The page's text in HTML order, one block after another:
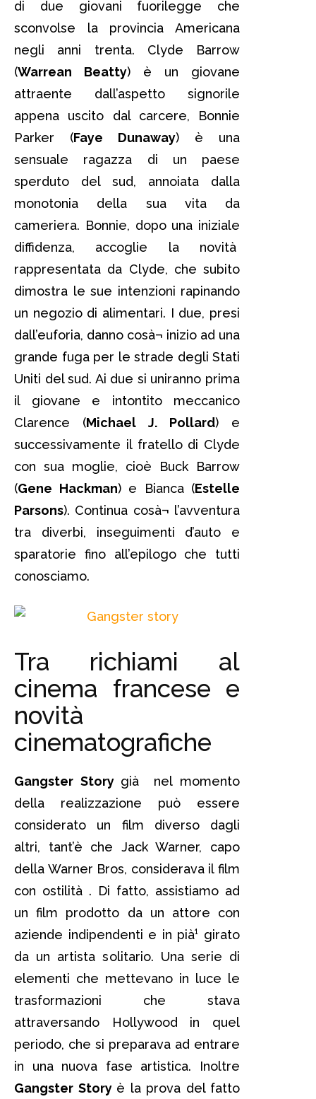
di due giovani fuorilegge che
sconvolse la provincia Americana
negli anni trenta. Clyde Barrow
(Warrean Beatty) è un giovane
attraente dall’aspetto signorile
appena uscito dal carcere, Bonnie
Parker (Faye Dunaway) è una
sensuale ragazza di un paese
sperduto del sud, annoiata dalla
monotonia della sua vita da
cameriera. Bonnie, dopo una iniziale
diffidenza, accoglie la novità
rappresentata da Clyde, che subito
dimostra le sue intenzioni rapinando
un negozio di alimentari. I due, presi
dall’euforia, danno cosà¬ inizio ad una
grande fuga per le strade degli Stati
Uniti del sud. Ai due si uniranno prima
il giovane e intontito meccanico
Clarence (Michael J. Pollard) e
successivamente il fratello di Clyde
con sua moglie, cioè Buck Barrow
(Gene Hackman) e Bianca (Estelle
Parsons). Continua cosà¬ l’avventura
tra diverbi, inseguimenti d’auto e
sparatorie fino all’epilogo che tutti
conosciamo.
Tra richiami al
cinema francese e
novità
cinematografiche
Gangster Story già nel momento
della realizzazione può essere
considerato un film diverso dagli
altri, tant’è che Jack Warner, capo
della Warner Bros, considerava il film
con ostilità . Di fatto, assistiamo ad
un film prodotto da un attore con
aziende indipendenti e in pià¹ girato
da un artista solitario. Una serie di
elementi che mettevano in luce le
trasformazioni che stava
attraversando Hollywood in quel
periodo, che si preparava ad entrare
in una nuova fase artistica. Inoltre
Gangster Story è la prova del fatto